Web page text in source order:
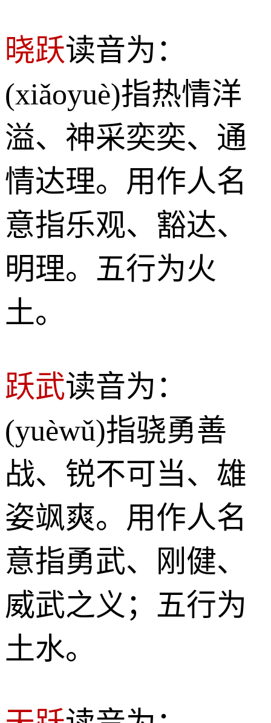
晓跃读音为：
(xiǎoyuè)指热情洋
溢、神采奕奕、通
情达理。用作人名
意指乐观、豁达、
明理。五行为火
土。
跃武读音为：
(yuèwǔ)指骁勇善
战、锐不可当、雄
姿飒爽。用作人名
意指勇武、刚健、
威武之义；五行为
土水。